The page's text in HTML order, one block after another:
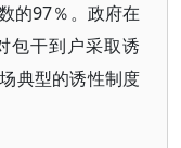
的97％。政府在
包干到户采取诱
典型的诱性制度